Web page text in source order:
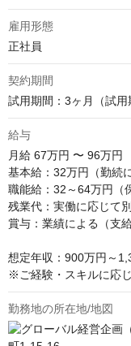
雇用形態
正社員
契約期間
試用期間：3ヶ月（試用
給与
月給 67万円 〜 96万円
基本給：32万円（勤続
職能給：32～64万円（
残業代：実働に応じて
賞与：業績による（支
想定年収：900万円～
※ご経験・スキルに応
勤務地の所在地/地図